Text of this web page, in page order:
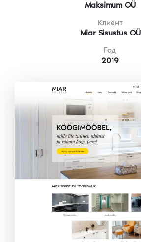
Maksimum OÜ
Клиент
Miar Sisustus OÜ
Год
2019